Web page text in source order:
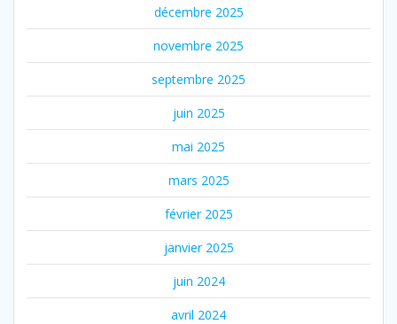
décembre 2025
novembre 2025
septembre 2025
juin 2025
mai 2025
mars 2025
février 2025
janvier 2025
juin 2024
avril 2024